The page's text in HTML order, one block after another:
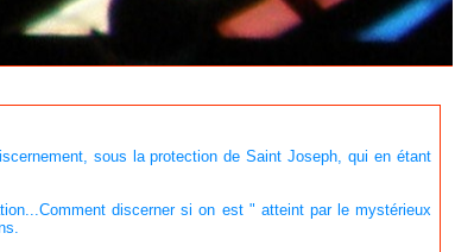
sous la protection de Saint Joseph, qui en étant
discerner si on est " atteint par le mystérieux